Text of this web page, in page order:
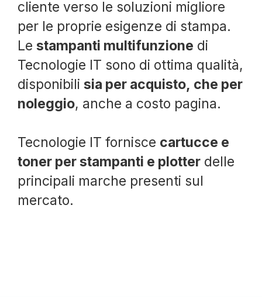
cliente verso le soluzioni migliore
per le proprie esigenze di stampa.
Le stampanti multifunzione di
Tecnologie IT sono di ottima qualità,
disponibili sia per acquisto, che per
noleggio, anche a costo pagina.
Tecnologie IT fornisce cartucce e
toner per stampanti e plotter delle
principali marche presenti sul
mercato.